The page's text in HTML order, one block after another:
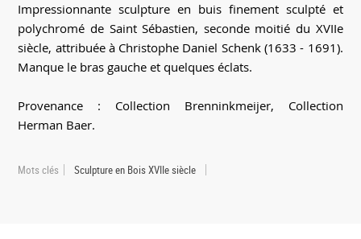
Impressionnante sculpture en buis finement sculpté et
polychromé de Saint Sébastien, seconde moitié du XVIIe
siècle, attribuée à Christophe Daniel Schenk (1633 - 1691).
Manque le bras gauche et quelques éclats.
Provenance : Collection Brenninkmeijer, Collection
Herman Baer.
Mots clés Sculpture en Bois XVIIe siècle